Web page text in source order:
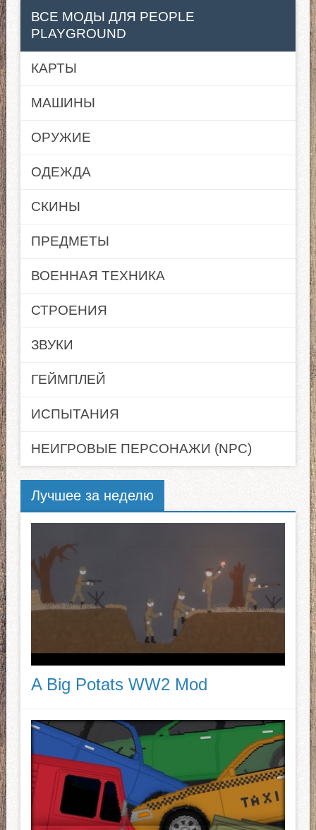
ВСЕ МОДЫ ДЛЯ PEOPLE
PLAYGROUND
КАРТЫ
МАШИНЫ
ОРУЖИЕ
ОДЕЖДА
СКИНЫ
ПРЕДМЕТЫ
ВОЕННАЯ ТЕХНИКА
СТРОЕНИЯ
ЗВУКИ
ГЕЙМПЛЕЙ
ИСПЫТАНИЯ
НЕИГРОВЫЕ ПЕРСОНАЖИ (NPC)
Лучшее за неделю
A Big Potats WW2 Mod